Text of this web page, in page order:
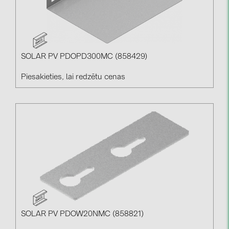
SOLAR PV PDOPD300MC (858429)
Piesakieties, lai redzētu cenas
SOLAR PV PDOW20NMC (858821)